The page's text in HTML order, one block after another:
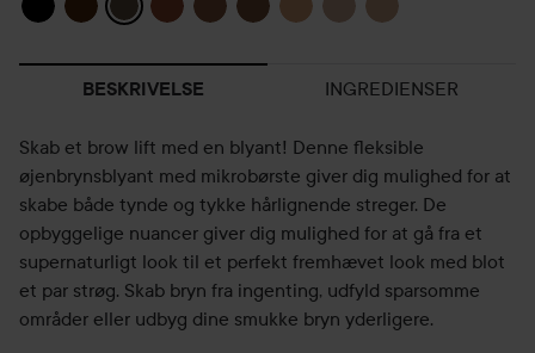
BESKRIVELSE INGREDIENSER
Skab et brow lift med en blyant! Denne fleksible
øjenbrynsblyant med mikrobørste giver dig mulighed for at
skabe både tynde og tykke hårlignende streger. De
opbyggelige nuancer giver dig mulighed for at gå fra et
supernaturligt look til et perfekt fremhævet look med blot
et par strøg. Skab bryn fra ingenting, udfyld sparsomme
områder eller udbyg dine smukke bryn yderligere.